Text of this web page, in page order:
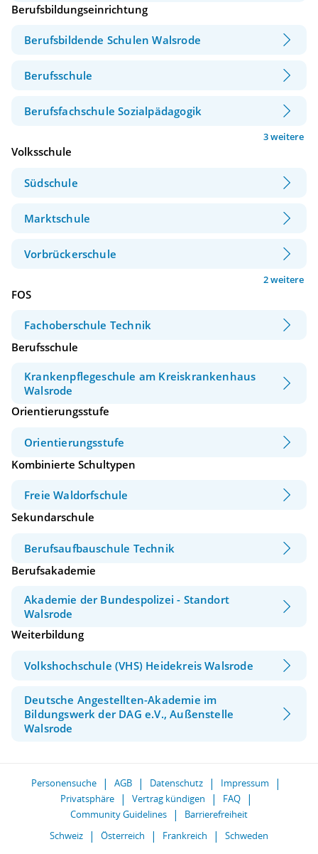
Berufsbildungseinrichtung
Berufsbildende Schulen Walsrode
Berufsschule
Berufsfachschule Sozialpädagogik
3 weitere
Volksschule
Südschule
Marktschule
Vorbrückerschule
2 weitere
FOS
Fachoberschule Technik
Berufsschule
Krankenpflegeschule am Kreiskrankenhaus
Walsrode
Orientierungsstufe
Orientierungsstufe
Kombinierte Schultypen
Freie Waldorfschule
Sekundarschule
Berufsaufbauschule Technik
Berufsakademie
Akademie der Bundespolizei - Standort
Walsrode
Weiterbildung
Volkshochschule (VHS) Heidekreis Walsrode
Deutsche Angestellten-Akademie im
Bildungswerk der DAG e.V., Außenstelle
Walsrode
Personensuche AGB Datenschutz
Impressum
Privatsphäre
Vertrag kündigen
FAQ
Community Guidelines
Barrierefreiheit
Schweiz
Österreich Frankreich Schweden